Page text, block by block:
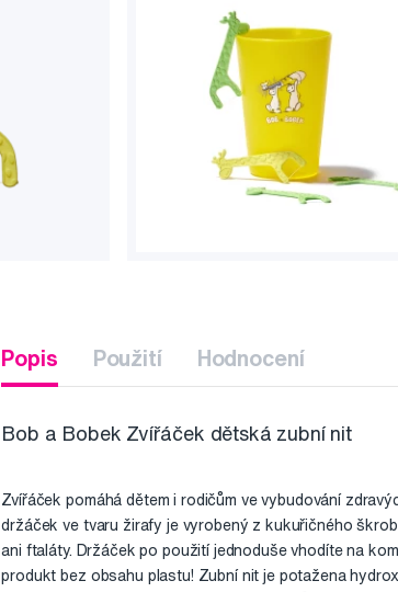
Popis Použití Hodnocení
Bob a Bobek Zvířáček dětská zubní nit
Zvířáček pomáhá dětem i rodičům ve vybudování
držáček ve tvaru žirafy je vyrobený z kukuřičného
ani ftaláty. Držáček po použití jednoduše vhodíte na
produkt bez obsahu plastu! Zubní nit je potažena